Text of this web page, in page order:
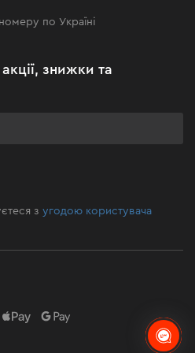
по Україні
знижки та
зугодою користувача